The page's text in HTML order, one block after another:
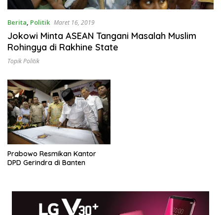
Berita, Politik Maret 16, 2019
Jokowi Minta ASEAN Tangani Masalah Muslim
Rohingya di Rakhine State
Topik Politik
Prabowo Resmikan Kantor
DPD Gerindra di Banten